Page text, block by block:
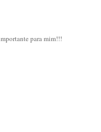
para mim!!!